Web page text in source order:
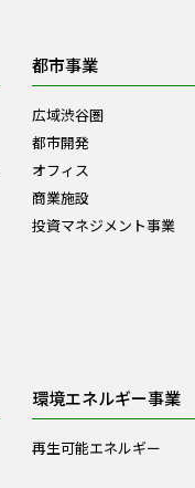
都市事業
広域渋谷圏
都市開発
オフィス
商業施設
投資マネジメント事業
環境エネルギー事業
再生可能エネルギー